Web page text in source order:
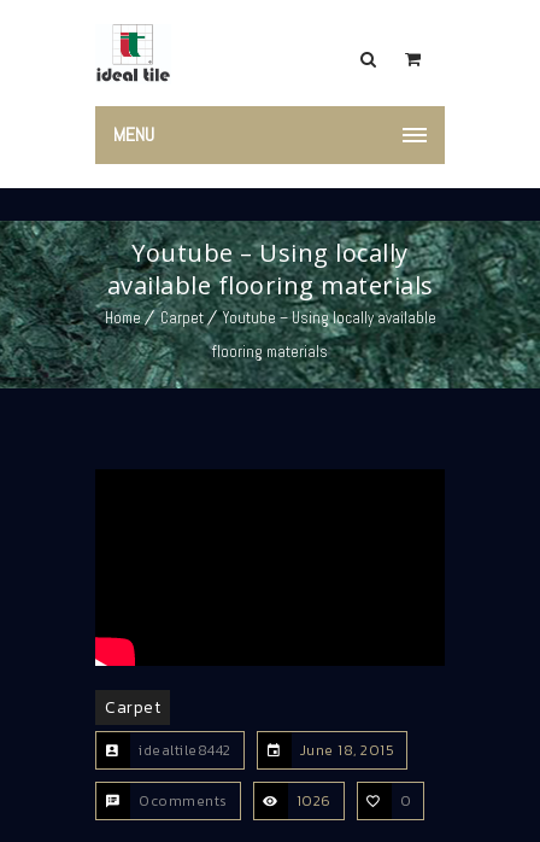
MENU
Youtube – Using locally
available flooring materials
Home Carpet
Youtube – Using locally available
flooring materials
Carpet
idealtile8442 June 18, 2015
0comments 1026 0